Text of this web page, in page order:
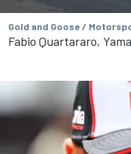
Gold and Goose /
Fabio Quartararo,